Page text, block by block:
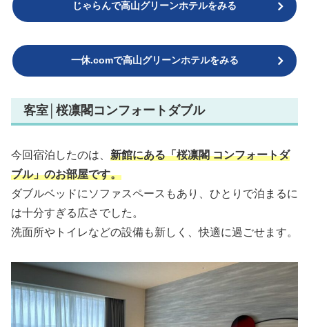
じゃらんで高山グリーンホテルをみる
一休.comで高山グリーンホテルをみる
客室│桜凛閣コンフォートダブル
今回宿泊したのは、 新館にある「桜凛閣 コンフォートダ
ブル」のお部屋です。
ダブルベッドにソファスペースもあり、ひとりで泊まるに
は十分すぎる広さでした。
洗面所やトイレなどの設備も新しく、快適に過ごせます。